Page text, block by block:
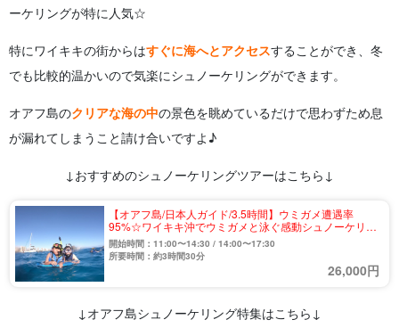
ーケリングが特に人気☆
特にワイキキの街からはすぐに海へとアクセスすることができ、冬
でも比較的温かいので気楽にシュノーケリングができます。
オアフ島のクリアな海の中の景色を眺めているだけで思わずため息
が漏れてしまうこと請け合いですよ♪
↓おすすめのシュノーケリングツアーはこちら↓
【オアフ島/日本人ガイド/3.5時間】ウミガメ遭遇率
95%☆ワイキキ沖でウミガメと泳ぐ感動シュノーケリン
グツアー〈送迎付き・貸切可〉（No.34）
開始時間：11:00〜14:30 / 14:00〜17:30
所要時間：約3時間30分
26,000円
↓オアフ島シュノーケリング特集はこちら↓